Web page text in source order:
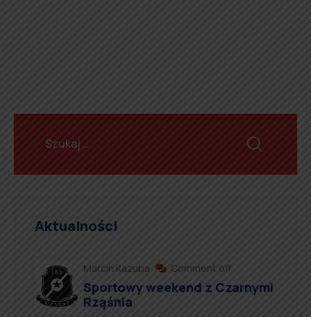
Aktualności
Marcin Kazuba Comment off
Sportowy weekend z Czarnymi
Rząśnia